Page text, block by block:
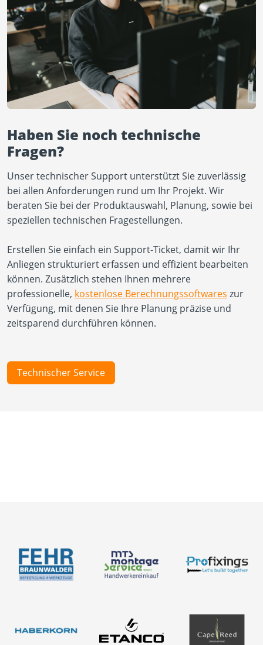
Haben Sie noch technische
Fragen?
Unser technischer Support unterstützt Sie zuverlässig
bei allen Anforderungen rund um Ihr Projekt. Wir
beraten Sie bei der Produktauswahl, Planung, sowie bei
speziellen technischen Fragestellungen.
Erstellen Sie einfach ein Support-Ticket, damit wir Ihr
Anliegen strukturiert erfassen und effizient bearbeiten
können. Zusätzlich stehen Ihnen mehrere
professionelle, kostenlose Berechnungssoftwares zur
Verfügung, mit denen Sie Ihre Planung präzise und
zeitsparend durchführen können.
Technischer Service